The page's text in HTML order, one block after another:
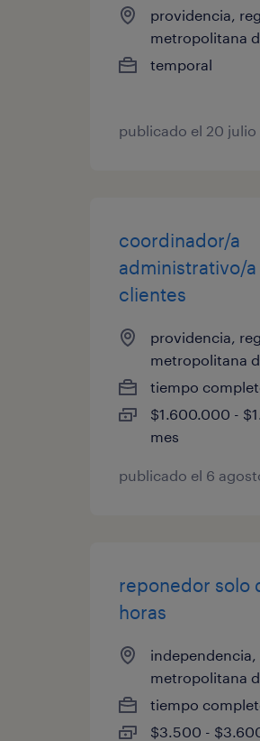
providencia,
metropolitana
temporal
publicado el 20 julio
coordinador/a
administrativo/
clientes
providencia,
metropolitana
tiempo
$1.600.000 -
mes
publicado el 6
reponedor solo
horas
independencia,
metropolitana
tiempo
$3.500 -